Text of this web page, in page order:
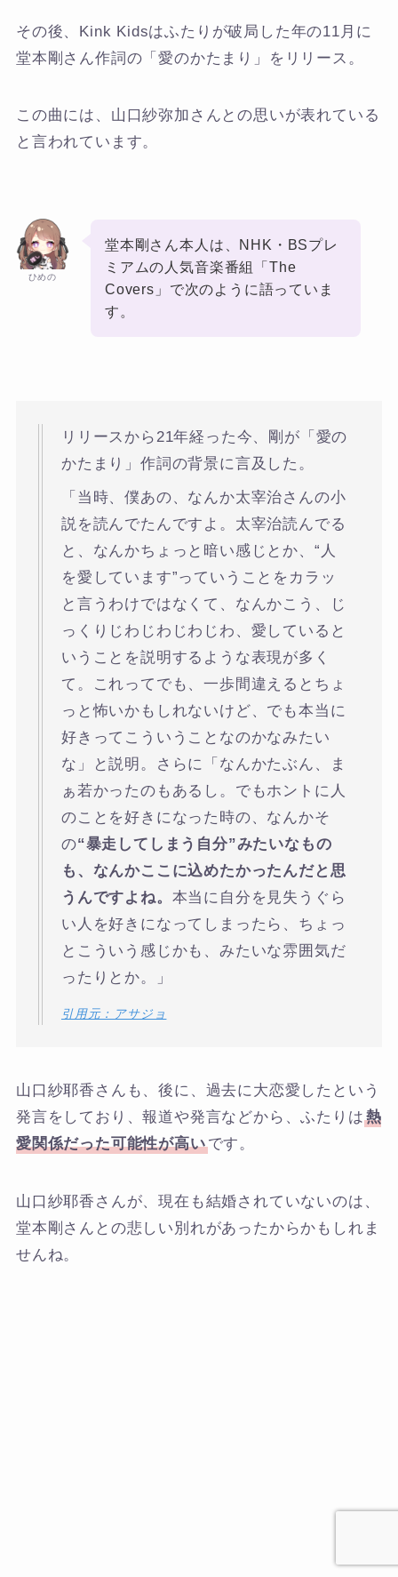
その後、Kink Kidsはふたりが破局した年の11月に
堂本剛さん作詞の「愛のかたまり」をリリース。
この曲には、山口紗弥加さんとの思いが表れている
と言われています。
ひめの
堂本剛さん本人は、NHK・BSプレ
ミアムの人気音楽番組「The
Covers」で次のように語っていま
す。
リリースから21年経った今、剛が「愛の
かたまり」作詞の背景に言及した。
「当時、僕あの、なんか太宰治さんの小
説を読んでたんですよ。太宰治読んでる
と、なんかちょっと暗い感じとか、“人
を愛しています”っていうことをカラッ
と言うわけではなくて、なんかこう、じ
っくりじわじわじわじわ、愛していると
いうことを説明するような表現が多く
て。これってでも、一歩間違えるとちょ
っと怖いかもしれないけど、でも本当に
好きってこういうことなのかなみたい
な」と説明。さらに「なんかたぶん、ま
ぁ若かったのもあるし。でもホントに人
のことを好きになった時の、なんかそ
の“暴走してしまう自分”みたいなもの
も、なんかここに込めたかったんだと思
うんですよね。 本当に自分を見失うぐら
い人を好きになってしまったら、ちょっ
とこういう感じかも、みたいな雰囲気だ
ったりとか。」
引用元：アサジョ
山口紗耶香さんも、後に、過去に大恋愛したという
発言をしており、報道や発言などから、ふたりは熱
愛関係だった可能性が高いです。
山口紗耶香さんが、現在も結婚されていないのは、
堂本剛さんとの悲しい別れがあったからかもしれま
せんね。